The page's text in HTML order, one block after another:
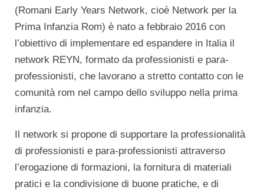
(Romani Early Years Network, cioè Network per la
Prima Infanzia Rom) è nato a febbraio 2016 con
l’obiettivo di implementare ed espandere in Italia il
network REYN, formato da professionisti e para-
professionisti, che lavorano a stretto contatto con le
comunità rom nel campo dello sviluppo nella prima
infanzia.
Il network si propone di supportare la professionalità
di professionisti e para-professionisti attraverso
l’erogazione di formazioni, la fornitura di materiali
pratici e la condivisione di buone pratiche, e di